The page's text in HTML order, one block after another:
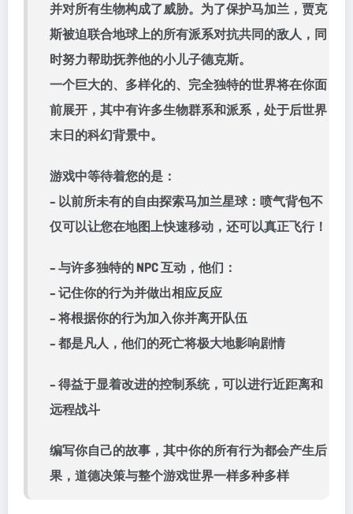
并对所有生物构成了威胁。为了保护马加兰，贾克
斯被迫联合地球上的所有派系对抗共同的敌人，同
时努力帮助抚养他的小儿子德克斯。
一个巨大的、多样化的、完全独特的世界将在你面
前展开，其中有许多生物群系和派系，处于后世界
末日的科幻背景中。
游戏中等待着您的是：
– 以前所未有的自由探索马加兰星球：喷气背包不
仅可以让您在地图上快速移动，还可以真正飞行！
– 与许多独特的 NPC 互动，他们：
– 记住你的行为并做出相应反应
– 将根据你的行为加入你并离开队伍
– 都是凡人，他们的死亡将极大地影响剧情
– 得益于显着改进的控制系统，可以进行近距离和
远程战斗
编写你自己的故事，其中你的所有行为都会产生后
果，道德决策与整个游戏世界一样多种多样